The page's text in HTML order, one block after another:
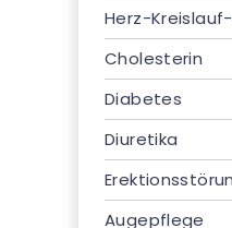
Herz-
Cholesterin
Diabetes
Diuretika
Augepflege